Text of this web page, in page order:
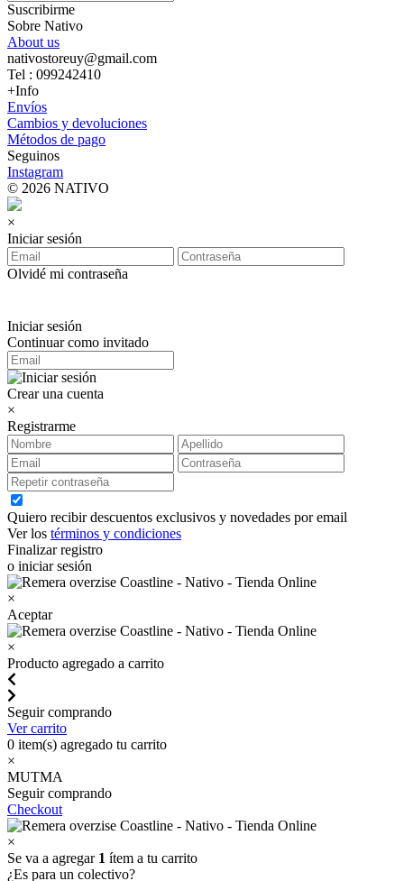
Suscribirme
Sobre Nativo
About us
nativostoreuy@gmail.com
Tel : 099242410
+Info
Envíos
Cambios y devoluciones
Métodos de pago
Seguinos
Instagram
© 2026 NATIVO
×
Iniciar sesión
Olvidé mi contraseña
Iniciar sesión
Continuar como invitado
Crear una cuenta
×
Registrarme
Quiero recibir descuentos exclusivos y novedades por email
Ver los términos y condiciones
Finalizar registro
o iniciar sesión
×
Aceptar
×
Producto agregado a carrito
Seguir comprando
Ver carrito
0 item(s) agregado tu carrito
×
MUTMA
Seguir comprando
Checkout
×
Se va a agregar 1 ítem a tu carrito
¿Es para un colectivo?